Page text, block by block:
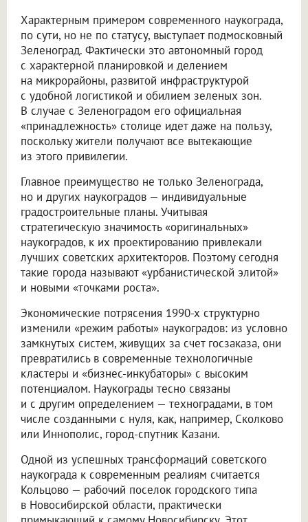
Характерным примером современного наукограда,
по сути, но не по статусу, выступает подмосковный
Зеленоград. Фактически это автономный город
с характерной планировкой и делением
на микрорайоны, развитой инфраструктурой
с удобной логистикой и обилием зеленых зон.
В случае с Зеленоградом его официальная
«принадлежность» столице идет даже на пользу,
поскольку жители получают все вытекающие
из этого привилегии.
Главное преимущество не только Зеленограда,
но и других наукоградов — индивидуальные
градостроительные планы. Учитывая
стратегическую значимость «оригинальных»
наукоградов, к их проектированию привлекали
лучших советских архитекторов. Поэтому сегодня
такие города называют «урбанистической элитой»
и новыми «точками роста».
Экономические потрясения 1990-х структурно
изменили «режим работы» наукоградов: из условно
замкнутых систем, живущих за счет госзаказа, они
превратились в современные технологичные
кластеры и «бизнес-инкубаторы» с высоким
потенциалом. Наукограды тесно связаны
и с другим определением — техноградами, в том
числе созданными с нуля, как, например, Сколково
или Иннополис, город-спутник Казани.
Одной из успешных трансформаций советского
наукограда к современным реалиям считается
Кольцово — рабочий поселок городского типа
в Новосибирской области, практически